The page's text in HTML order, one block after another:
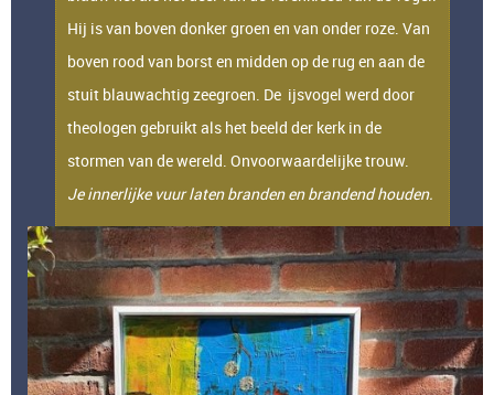
Hij is van boven donker groen en van onder roze. Van
boven rood van borst en midden op de rug en aan de
stuit blauwachtig zeegroen. De ijsvogel werd door
theologen gebruikt als het beeld der kerk in de
stormen van de wereld. Onvoorwaardelijke trouw.
Je innerlijke vuur laten branden en brandend houden.
Afmeting: 40 x 100. Ingelijst, wit baklijst.
Techniek:.paletmes en penseel, grof en
detailtechniek.
Materiaal: Acryl en modelleerpasta. vernis: zijdeglans